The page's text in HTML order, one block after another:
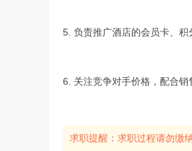
5. 负责推广酒店的会员卡、积
6. 关注竞争对手价格，配合销
求职提醒：求职过程请勿缴